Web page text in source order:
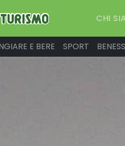
CHI
E BERE SPORT